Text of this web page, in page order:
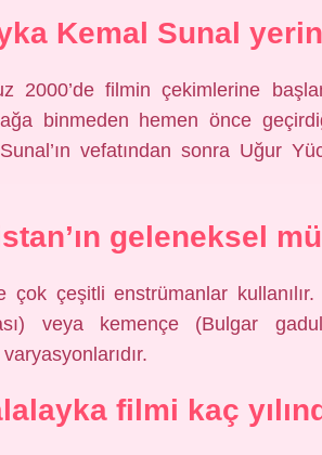
Kemal Sunal
2000’de filmin çekimlerine
binmeden hemen önce
vefatından sonra Uğur
geleneksel
çok çeşitli enstrümanlar
veya kemençe (Bulgar
filmi kaç